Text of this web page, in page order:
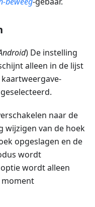
) De instelling
alleen in de lijst
naar de
wijzigen van de hoek
opgeslagen en de
wordt
wordt alleen
moment